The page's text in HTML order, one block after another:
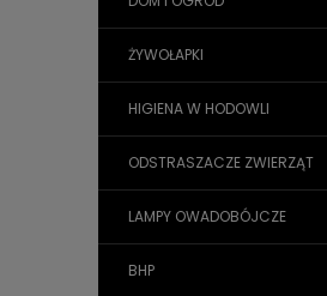
ŻYWOŁAPKI
HIGIENA W HODOWLI
ODSTRASZACZE ZWIERZĄT
LAMPY OWADOBÓJCZE
BHP